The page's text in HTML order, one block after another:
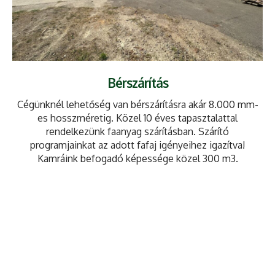
Bérszárítás
Cégünknél lehetőség van bérszárításra akár 8.000 mm-
es hosszméretig. Közel 10 éves tapasztalattal
rendelkezünk faanyag szárításban. Szárító
programjainkat az adott fafaj igényeihez igazítva!
Kamráink befogadó képessége közel 300 m3.